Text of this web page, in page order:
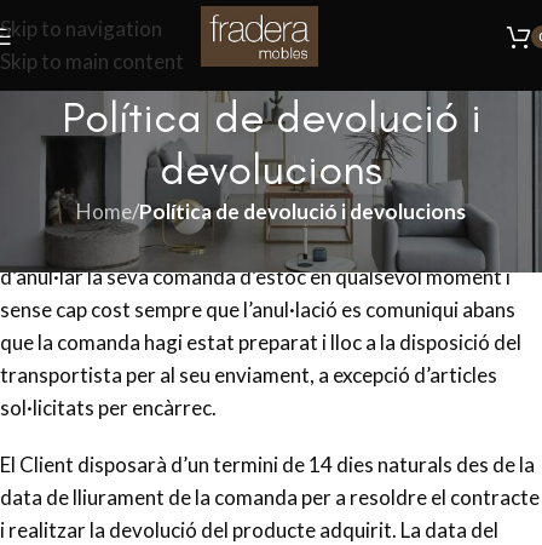
Skip to navigation
Skip to main content
Política de devolució i
devolucions
Home/Política de devolució i devolucions
Mobles Fradera garanteix als seus clients la possibilitat
d’anul·lar la seva comanda d’estoc en qualsevol moment i
sense cap cost sempre que l’anul·lació es comuniqui abans
que la comanda hagi estat preparat i lloc a la disposició del
transportista per al seu enviament, a excepció d’articles
sol·licitats per encàrrec.
El Client disposarà d’un termini de 14 dies naturals des de la
data de lliurament de la comanda per a resoldre el contracte
i realitzar la devolució del producte adquirit. La data del